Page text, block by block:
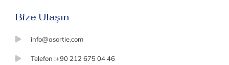
Bize Ulaşın
info@asortie.com
Telefon :+90 212 675 04 46